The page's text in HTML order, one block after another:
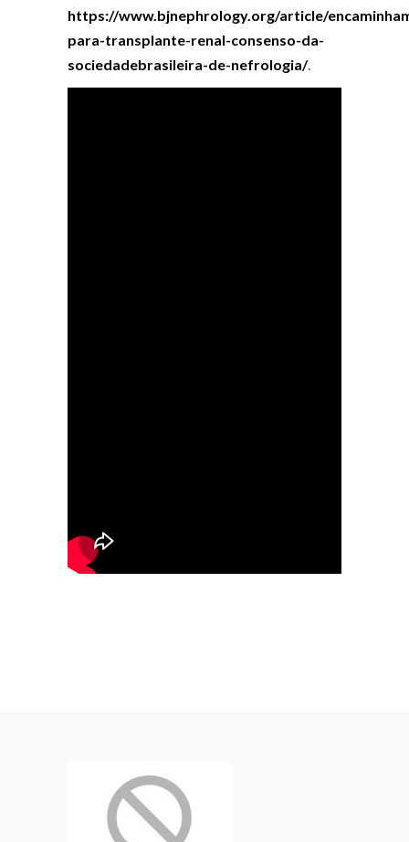
https://www.bjnephrology.org/article/
para-transplante-renal-consenso-da-
sociedadebrasileira-de-nefrologia/.